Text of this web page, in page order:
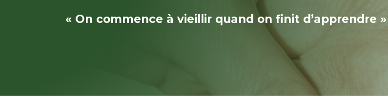
« On commence à vieillir quand on finit d’apprendre »